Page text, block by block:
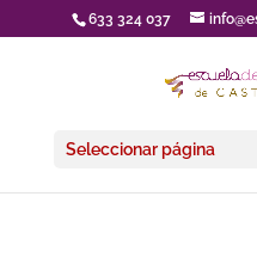
633 324 037
Seleccionar página